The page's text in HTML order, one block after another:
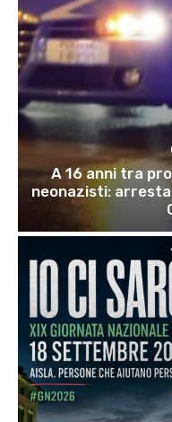
A 16 anni tra
neonazisti: